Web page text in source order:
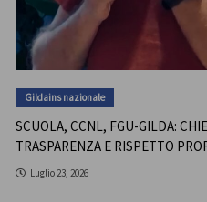
Gildains nazionale
SCUOLA, CCNL, FGU-GILDA:
TRASPARENZA E RISPETTO
Luglio 23, 2026